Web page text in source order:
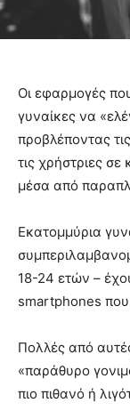
Οι εφαρμογές
γυναίκες να
προβλέποντας
τις χρήστριες
μέσα από
Εκατομμύρια
18-24 ετών –
smartphones
Πολλές από
«παράθυρο
πιο πιθανό ή